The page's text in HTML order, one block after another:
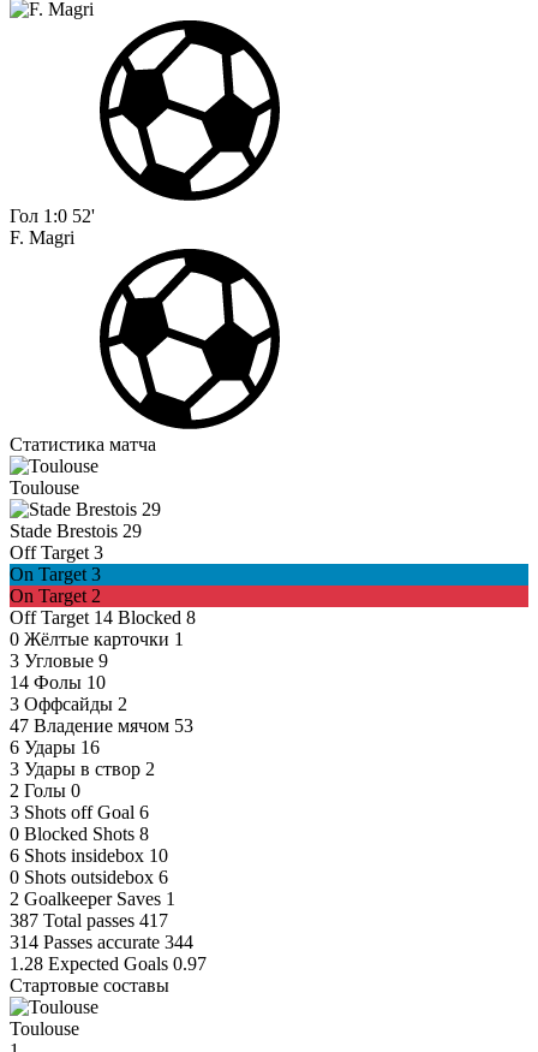
Гол 1:0 52'
F. Magri
Статистика матча
Toulouse
Stade Brestois 29
Off Target 3
On Target 3
On Target 2
Off Target 14 Blocked 8
0 Жёлтые карточки 1
3 Угловые 9
14 Фолы 10
3 Оффсайды 2
47 Владение мячом 53
6 Удары 16
3 Удары в створ 2
2 Голы 0
3 Shots off Goal 6
0 Blocked Shots 8
6 Shots insidebox 10
0 Shots outsidebox 6
2 Goalkeeper Saves 1
387 Total passes 417
314 Passes accurate 344
1.28 Expected Goals 0.97
Стартовые составы
Toulouse